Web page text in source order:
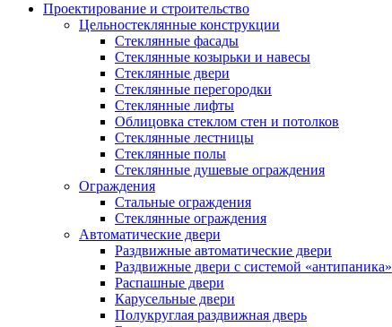
Проектирование и строительство
Цельностеклянные конструкции
Стеклянные фасады
Стеклянные козырьки и навесы
Стеклянные двери
Стеклянные перегородки
Стеклянные лифты
Облицовка стеклом стен и потолков
Стеклянные лестницы
Стеклянные полы
Стеклянные душевые ограждения
Ограждения
Стальные ограждения
Cтеклянные ограждения
Автоматические двери
Раздвижные автоматические двери
Раздвижные двери с системой «антипаника»
Распашные двери
Карусельные двери
Полукруглая раздвижная дверь